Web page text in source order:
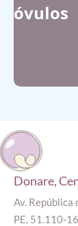
óvulos
Donare,
Av. República
PE, 51.110-